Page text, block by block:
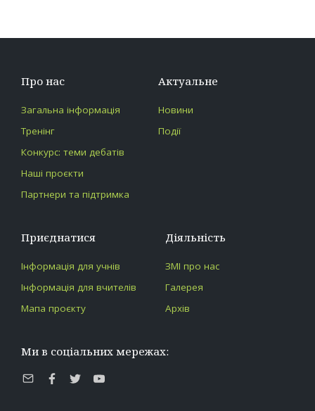
Про нас
Загальна інформація
Тренінг
Конкурс: теми дебатів
Наші проєкти
Партнери та підтримка
Актуальне
Новини
Події
Приєднатися
Інформація для учнів
Інформація для вчителів
Мапа проєкту
Діяльність
ЗМІ про нас
Галерея
Архів
Ми в соціальних мережах:
E-
Facebook
TwitterYoutube